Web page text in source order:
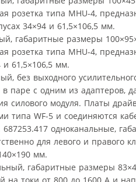
розетка типа MHU-4,
34×94 и 61,5×106,5 мм.
габаритные размеры
розетка типа MHU-4,
61,5×106,5 мм.
без выходного
паре с одним из адаптеров,
силового модуля. Платы
WF-5 и соединяются
одноканальные,
для левого и правого
мм.
габаритные размеры